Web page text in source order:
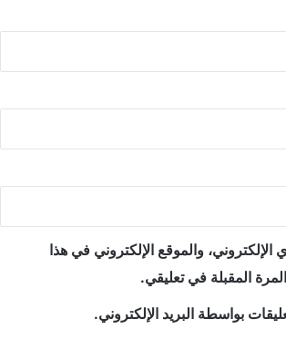
والموقع الإلكتروني في هذا
المقبلة في تعليقي.
بواسطة البريد الإلكتروني.